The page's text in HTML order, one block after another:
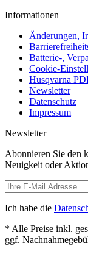
Informationen
Änderungen,
Batterie-,
Cookie-
Husqvarna
Newsletter
Datenschutz
Impressum
Newsletter
Abonnieren Sie den
Neuigkeit oder
Ich habe die
* Alle Preise inkl.
ggf.